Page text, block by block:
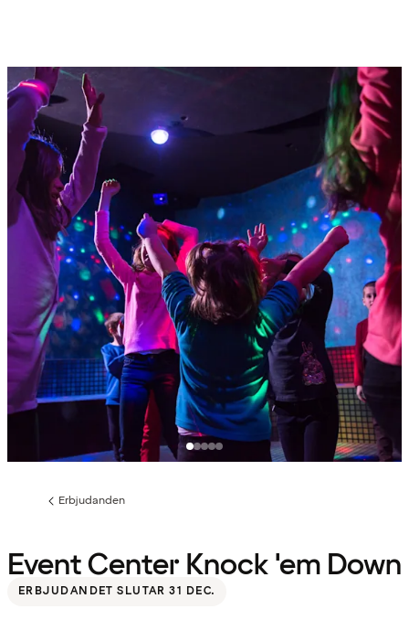
Föregående
Erbjudanden
Event Center Knock 'em Down
ERBJUDANDET SLUTAR 31 DEC.